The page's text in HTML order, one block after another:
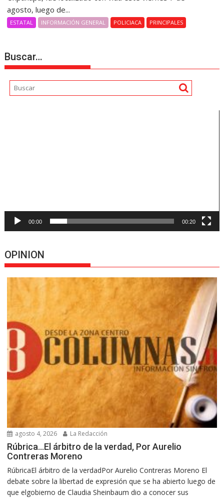
agosto, luego de...
ESTATAL INFORMACIÓN GENERAL POLICIACA PRINCIPALES
Buscar…
00:00 00:20
OPINION
agosto 4, 2026 La Redacción
Rúbrica…El árbitro de la verdad, Por Aurelio
Contreras Moreno
RúbricaEl árbitro de la verdadPor Aurelio Contreras Moreno El
debate sobre la libertad de expresión que se ha abierto luego de
que elgobierno de Claudia Sheinbaum dio a conocer sus